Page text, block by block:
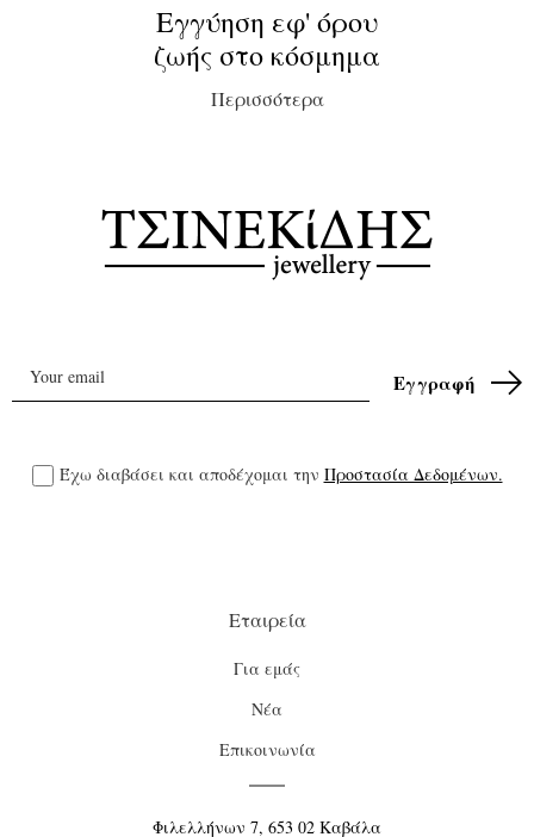
Εγγύηση εφ' όρου
ζωής στο κόσμημα
Περισσότερα
Έχω διαβάσει και αποδέχομαι την Προστασία Δεδομένων.
Εταιρεία
Για εμάς
Νέα
Επικοινωνία
Φιλελλήνων 7, 653 02 Καβάλα